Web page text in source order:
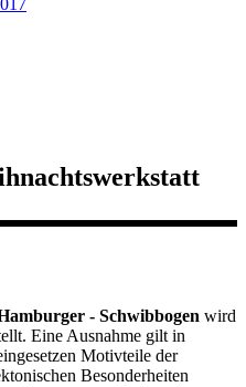
- Schwibbogen wird
Eine Ausnahme gilt in
Motivteile der
Besonderheiten